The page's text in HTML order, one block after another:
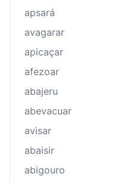
apsará
avagarar
apicaçar
afezoar
abajeru
abevacuar
avisar
abaisir
abigouro